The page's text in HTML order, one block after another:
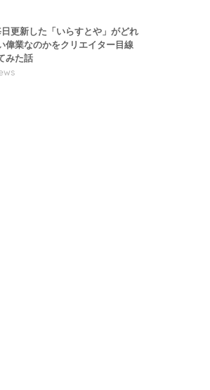
更新した「いらすとや」がどれ
偉業なのかをクリエイター目線
みた話